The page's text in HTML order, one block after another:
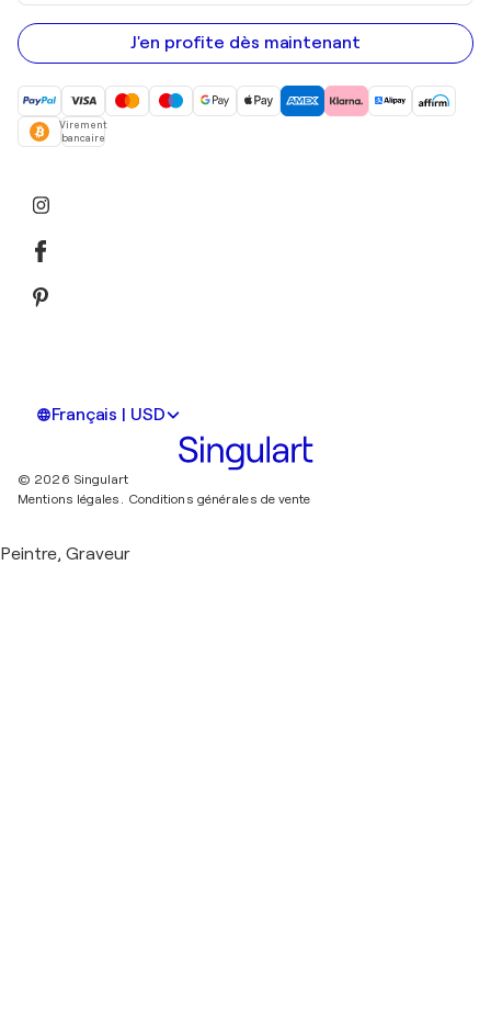
adresse
e-
mail
J'en profite dès maintenant
Virement
bancaire
Français | USD
© 2026 Singulart
Mentions légales. Conditions générales de vente
Peintre, Graveur